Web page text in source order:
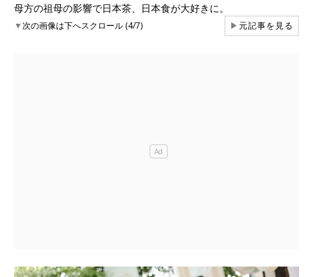
母方の祖母の影響で日本茶、日本食が大好きに。
▼次の画像は下へスクロール (4/7) ▶元記事を見る